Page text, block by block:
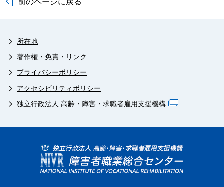
所在地
著作権・免責・リンク
プライバシーポリシー
アクセシビリティポリシー
独立行政法人 高齢・障害・求職者雇用支援機構